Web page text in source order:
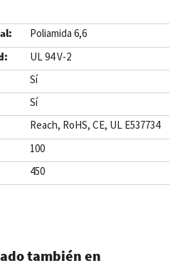
Poliamida 6,6
UL 94 V-2
Sí
Sí
Reach, RoHS, CE, UL E537734
100
450
también en